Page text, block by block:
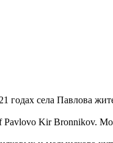
годах села Павлова
Kir Bronnikov.